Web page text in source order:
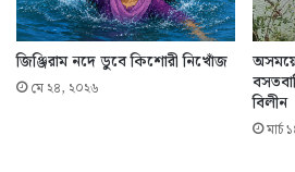
জিঞ্জিরাম নদে ডুবে কিশোরী নিখোঁজ
মে ২৪, ২০২৬
বিলীন
মার্চ